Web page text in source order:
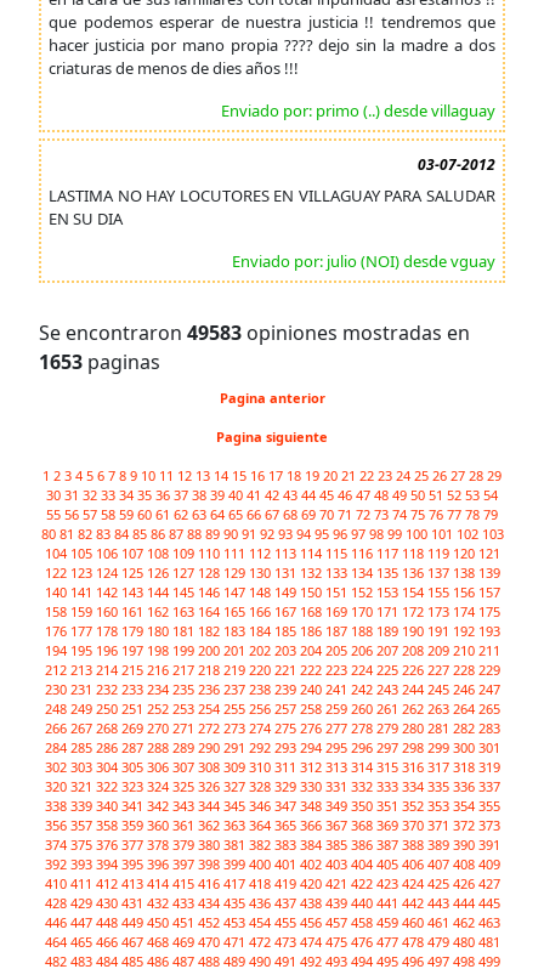
que podemos esperar de nuestra justicia !! tendremos que
hacer justicia por mano propia ???? dejo sin la madre a dos
criaturas de menos de dies años !!!
Enviado por: primo (..) desde villaguay
03-07-2012
LASTIMA NO HAY LOCUTORES EN VILLAGUAY PARA SALUDAR
EN SU DIA
Enviado por: julio (NOI) desde vguay
Se encontraron 49583 opiniones mostradas en
1653 paginas
Pagina anterior
Pagina siguiente
1 2 3 4 5 6 7 8 9 10 11 12 13 14 15 16 17 18 19 20 21 22 23 24 25 26 27 28 29
30 31 32 33 34 35 36 37 38 39 40 41 42 43 44 45 46 47 48 49 50 51 52 53 54
55 56 57 58 59 60 61 62 63 64 65 66 67 68 69 70 71 72 73 74 75 76 77 78 79
80 81 82 83 84 85 86 87 88 89 90 91 92 93 94 95 96 97 98 99 100 101 102 103
104 105 106 107 108 109 110 111 112 113 114 115 116 117 118 119 120 121
122 123 124 125 126 127 128 129 130 131 132 133 134 135 136 137 138 139
140 141 142 143 144 145 146 147 148 149 150 151 152 153 154 155 156 157
158 159 160 161 162 163 164 165 166 167 168 169 170 171 172 173 174 175
176 177 178 179 180 181 182 183 184 185 186 187 188 189 190 191 192 193
194 195 196 197 198 199 200 201 202 203 204 205 206 207 208 209 210 211
212 213 214 215 216 217 218 219 220 221 222 223 224 225 226 227 228 229
230 231 232 233 234 235 236 237 238 239 240 241 242 243 244 245 246 247
248 249 250 251 252 253 254 255 256 257 258 259 260 261 262 263 264 265
266 267 268 269 270 271 272 273 274 275 276 277 278 279 280 281 282 283
284 285 286 287 288 289 290 291 292 293 294 295 296 297 298 299 300 301
302 303 304 305 306 307 308 309 310 311 312 313 314 315 316 317 318 319
320 321 322 323 324 325 326 327 328 329 330 331 332 333 334 335 336 337
338 339 340 341 342 343 344 345 346 347 348 349 350 351 352 353 354 355
356 357 358 359 360 361 362 363 364 365 366 367 368 369 370 371 372 373
374 375 376 377 378 379 380 381 382 383 384 385 386 387 388 389 390 391
392 393 394 395 396 397 398 399 400 401 402 403 404 405 406 407 408 409
410 411 412 413 414 415 416 417 418 419 420 421 422 423 424 425 426 427
428 429 430 431 432 433 434 435 436 437 438 439 440 441 442 443 444 445
446 447 448 449 450 451 452 453 454 455 456 457 458 459 460 461 462 463
464 465 466 467 468 469 470 471 472 473 474 475 476 477 478 479 480 481
482 483 484 485 486 487 488 489 490 491 492 493 494 495 496 497 498 499